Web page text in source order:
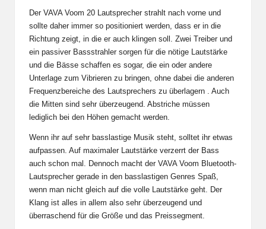
Der VAVA Voom 20 Lautsprecher strahlt nach vorne und
sollte daher immer so positioniert werden, dass er in die
Richtung zeigt, in die er auch klingen soll. Zwei Treiber und
ein passiver Bassstrahler sorgen für die nötige Lautstärke
und die Bässe schaffen es sogar, die ein oder andere
Unterlage zum Vibrieren zu bringen, ohne dabei die anderen
Frequenzbereiche des Lautsprechers zu überlagern . Auch
die Mitten sind sehr überzeugend. Abstriche müssen
lediglich bei den Höhen gemacht werden.
Wenn ihr auf sehr basslastige Musik steht, solltet ihr etwas
aufpassen. Auf maximaler Lautstärke verzerrt der Bass
auch schon mal. Dennoch macht der VAVA Voom Bluetooth-
Lautsprecher gerade in den basslastigen Genres Spaß,
wenn man nicht gleich auf die volle Lautstärke geht. Der
Klang ist alles in allem also sehr überzeugend und
überraschend für die Größe und das Preissegment.